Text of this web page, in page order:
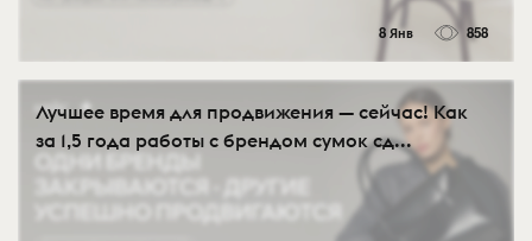
8 Янв 858
Лучшее время для продвижения — сейчас! Как
за 1,5 года работы с брендом сумок сд...